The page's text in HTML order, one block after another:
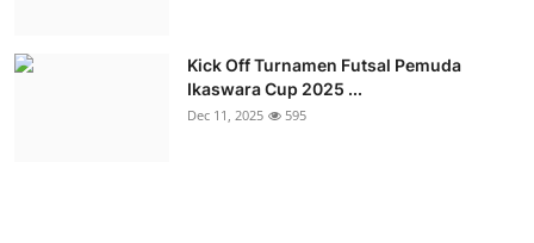
Kick Off Turnamen Futsal Pemuda
Ikaswara Cup 2025 ...
Dec 11, 2025 595